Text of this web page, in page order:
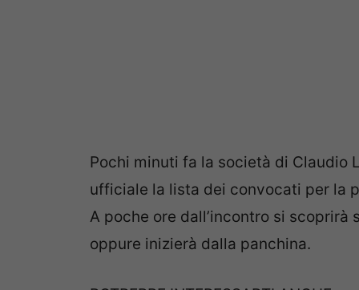
Pochi minuti fa la società di Claudio
ufficiale la lista dei convocati per la
A poche ore dall’incontro si
oppure inizierà dalla panchina.